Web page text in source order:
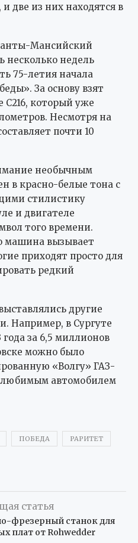
две из них находятся в
Мансийский
несколько недель
75-летия начала
За основу взят
C216, который уже
Несмотря на
почти 10
необычным
в красно-белые тона с
стилистику
и двигателе
того времени.
машина вызывает
приходят просто для
редкий
другие
Например, в Сургуте
за 6,5 миллионов
можно было
«Волгу» ГАЗ-
любимым автомобилем
ПОБЕДА РАРИТЕТ
статья
фрезерный станок для
плат от Rohwedder